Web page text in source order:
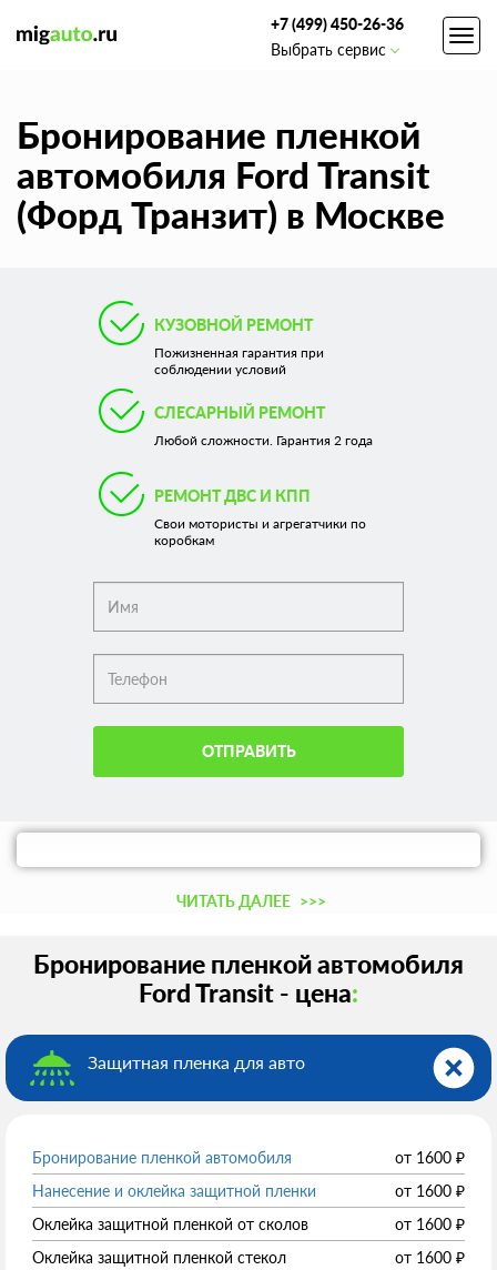
+7 (499) 450-26-36
Выбрать сервис
Бронирование пленкой
автомобиля Ford Transit
(Форд Транзит) в Москве
КУЗОВНОЙ РЕМОНТ
Пожизненная гарантия при
соблюдении условий
СЛЕСАРНЫЙ РЕМОНТ
Любой сложности. Гарантия 2 года
РЕМОНТ ДВС И КПП
Свои мотористы и агрегатчики по
коробкам
ОТПРАВИТЬ
ЧИТАТЬ ДАЛЕЕ >>>
Бронирование пленкой автомобиля
Ford Transit - цена:
Защитная пленка для авто
Бронирование пленкой автомобиля от 1600 ₽
Нанесение и оклейка защитной пленки
от 1600 ₽
Оклейка защитной пленкой от сколов
от 1600 ₽
Оклейка защитной пленкой стекол
от 1600 ₽